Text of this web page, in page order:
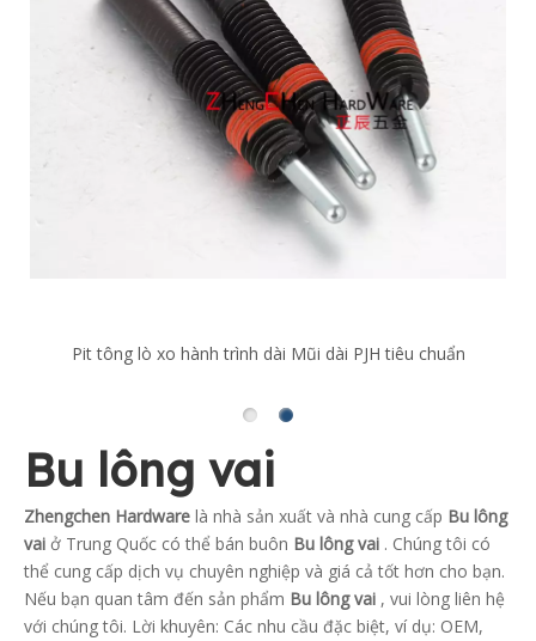
Pit tông lò xo hành trình dài Mũi dài PJH tiêu chuẩn
Bu lông vai
Zhengchen Hardware là nhà sản xuất và nhà cung cấp Bu lông
vai ở Trung Quốc có thể bán buôn Bu lông vai . Chúng tôi có
thể cung cấp dịch vụ chuyên nghiệp và giá cả tốt hơn cho bạn.
Nếu bạn quan tâm đến sản phẩm Bu lông vai , vui lòng liên hệ
với chúng tôi. Lời khuyên: Các nhu cầu đặc biệt, ví dụ: OEM,